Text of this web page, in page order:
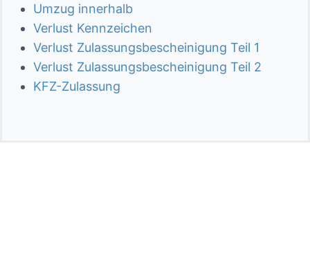
Umzug innerhalb
Verlust Kennzeichen
Verlust Zulassungsbescheinigung Teil 1
Verlust Zulassungsbescheinigung Teil 2
KFZ-Zulassung